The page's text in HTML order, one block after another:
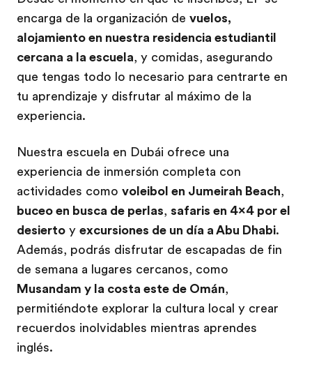
encarga de la organización de vuelos,
alojamiento en nuestra residencia estudiantil
cercana a la escuela, y comidas, asegurando
que tengas todo lo necesario para centrarte en
tu aprendizaje y disfrutar al máximo de la
experiencia.
Nuestra escuela en Dubái ofrece una
experiencia de inmersión completa con
actividades como voleibol en Jumeirah Beach,
buceo en busca de perlas, safaris en 4x4 por el
desierto y excursiones de un día a Abu Dhabi.
Además, podrás disfrutar de escapadas de fin
de semana a lugares cercanos, como
Musandam y la costa este de Omán,
permitiéndote explorar la cultura local y crear
recuerdos inolvidables mientras aprendes
inglés.